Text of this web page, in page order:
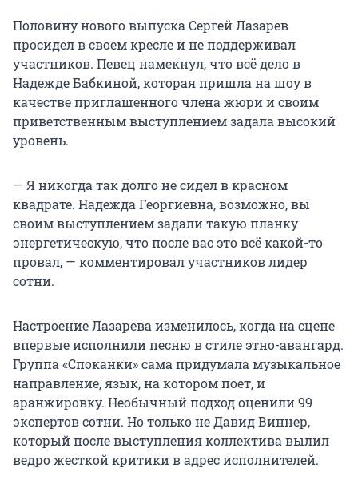
Половину нового выпуска Сергей Лазарев
просидел в своем кресле и не поддерживал
участников. Певец намекнул, что всё дело в
Надежде Бабкиной, которая пришла на шоу в
качестве приглашенного члена жюри и своим
приветственным выступлением задала высокий
уровень.
— Я никогда так долго не сидел в красном
квадрате. Надежда Георгиевна, возможно, вы
своим выступлением задали такую планку
энергетическую, что после вас это всё какой-то
провал, — комментировал участников лидер
сотни.
Настроение Лазарева изменилось, когда на сцене
впервые исполнили песню в стиле этно-авангард.
Группа «Споканки» сама придумала музыкальное
направление, язык, на котором поет, и
аранжировку. Необычный подход оценили 99
экспертов сотни. Но только не Давид Виннер,
который после выступления коллектива вылил
ведро жесткой критики в адрес исполнителей.